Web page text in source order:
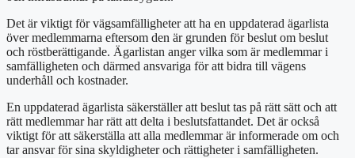
Det är viktigt för vägsamfälligheter att ha en uppdaterad ägarlista
över medlemmarna eftersom den är grunden för beslut om beslut
och röstberättigande. Ägarlistan anger vilka som är medlemmar i
samfälligheten och därmed ansvariga för att bidra till vägens
underhåll och kostnader.
En uppdaterad ägarlista säkerställer att beslut tas på rätt sätt och att
rätt medlemmar har rätt att delta i beslutsfattandet. Det är också
viktigt för att säkerställa att alla medlemmar är informerade om och
tar ansvar för sina skyldigheter och rättigheter i samfälligheten.